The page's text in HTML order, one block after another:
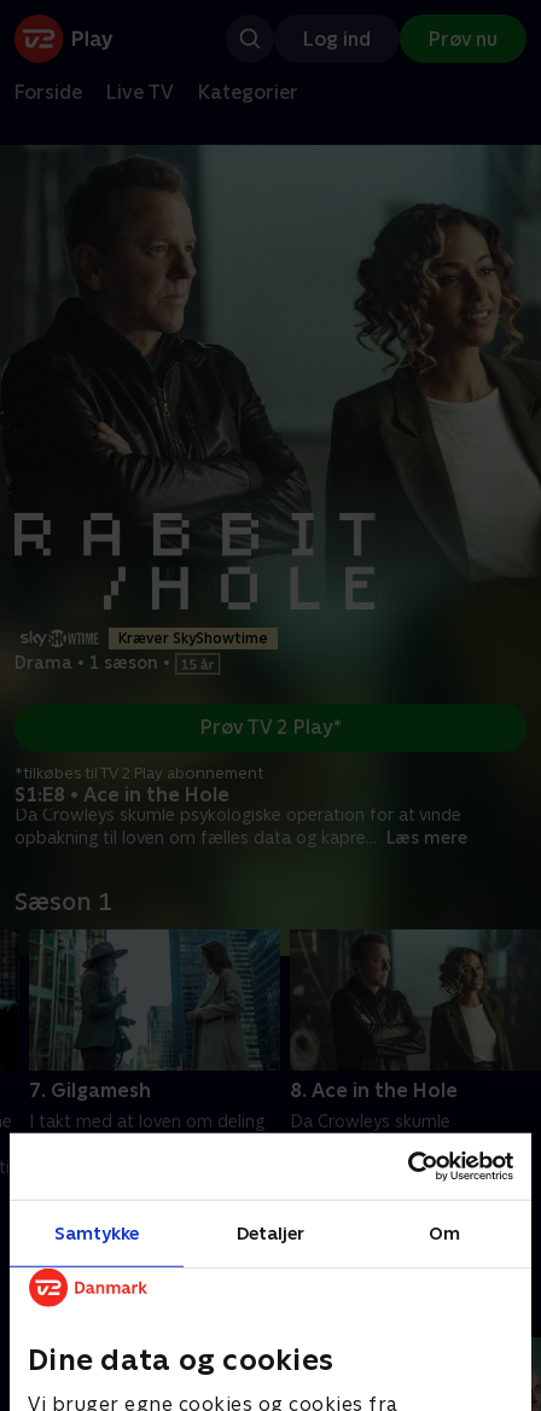
Samtykke Detaljer Om
Dine data og cookies
Vi bruger egne cookies og cookies fra
Log ind Prøv nu
Forside Live TV Kategorier
Kræver SkyShowtime
Drama • 1 sæson •
S1:E8 • Ace in the Hole
Da Crowleys skumle psykologiske operation for at vinde
opbakning til loven om fælles data og kapre... Læs mere
Prøv TV 2 Play*
*tilkøbes til TV 2 Play abonnement
Sæson 1
7. Gilgamesh
I takt med at loven om deling
8. Ace in the Hole
Da Crowleys skumle
vinde opbakning til loven om
sit sidste træk.
Andre så også